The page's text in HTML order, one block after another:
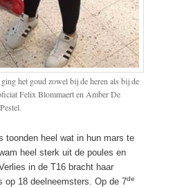
het goud zowel bij de heren als bij de
Felix Blommaert en Amber De
toonden heel wat in hun mars te
heel sterk uit de poules en
in de T16 bracht haar
op 18 deelneemsters. Op de 7de